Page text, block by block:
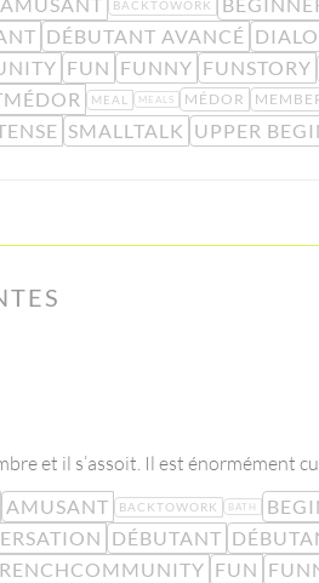
BACKTOWORK
DÉBUTANT AVANCÉ
FUN FUNNY FUNSTORY
MEAL MEALS MÉDOR
SMALLTALK UPPER
et il s’assoit. Il est énormément
AMUSANT BACKTOWORK BATH
DÉBUTANT
FUN